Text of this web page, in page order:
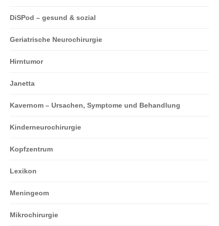
DiSPod – gesund & sozial
Geriatrische Neurochirurgie
Hirntumor
Janetta
Kavernom – Ursachen, Symptome und Behandlung
Kinderneurochirurgie
Kopfzentrum
Lexikon
Meningeom
Mikrochirurgie